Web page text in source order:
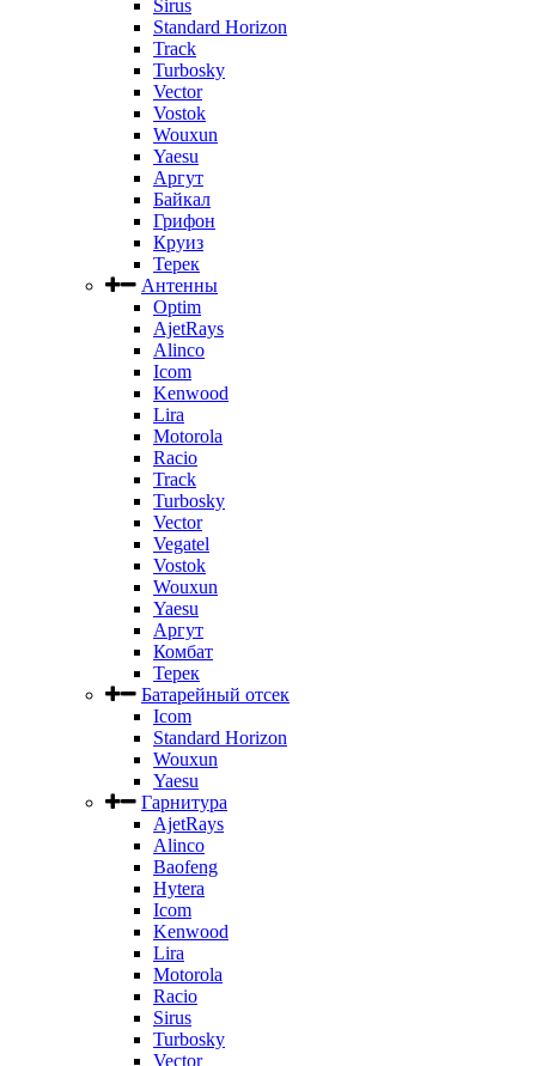
Sirus
Standard Horizon
Track
Turbosky
Vector
Vostok
Wouxun
Yaesu
Аргут
Байкал
Грифон
Круиз
Терек
Антенны
Optim
AjetRays
Alinco
Icom
Kenwood
Lira
Motorola
Racio
Track
Turbosky
Vector
Vegatel
Vostok
Wouxun
Yaesu
Аргут
Комбат
Терек
Батарейный отсек
Icom
Standard Horizon
Wouxun
Yaesu
Гарнитура
AjetRays
Alinco
Baofeng
Hytera
Icom
Kenwood
Lira
Motorola
Racio
Sirus
Turbosky
Vector